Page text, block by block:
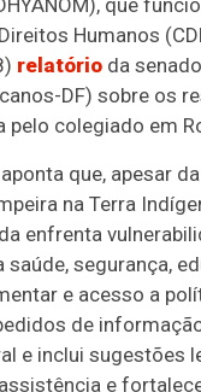
que
Humanos
relatório da
DF) sobre os
pelo colegiado em
que, apesar
na Terra
enfrenta
saúde, segurança,
e acesso a
de
e inclui sugestões
e